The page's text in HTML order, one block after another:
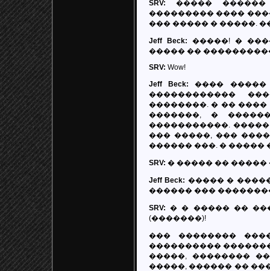
SRV: ����� ������
��������� ����
��� ����� � �����.
Jeff Beck: �����! �
����� ��
SRV: Wow!
Jeff Beck: ���� �����
������������
��������. � ��
�������, �
�����������.
��� �����, ���
������ ���. � �����
SRV: � ����� �� �����
Jeff Beck: ����� �
������ ���
SRV: � � ����� ��
(�������)!
��� ��������
����������
�����, ��������
�����, ������ ��